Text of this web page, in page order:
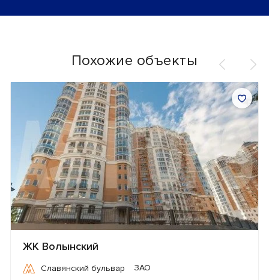
Похожие объекты
ЖК Волынский
Славянский бульвар
ЗАО